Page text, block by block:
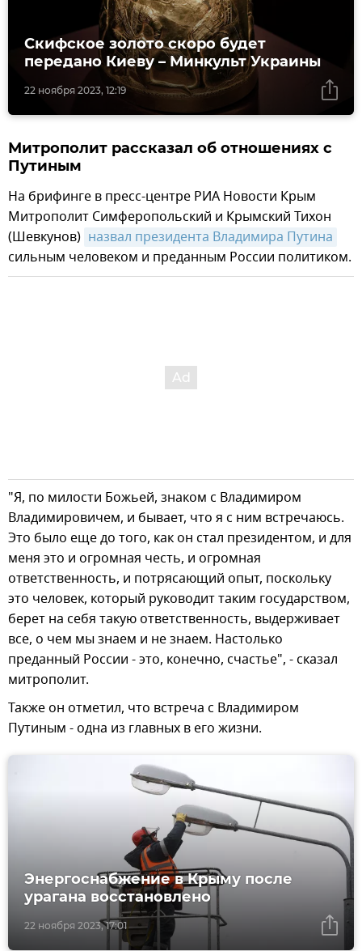
22 ноября 2023, 12:19
Скифское золото скоро будет
передано Киеву – Минкульт Украины
Митрополит рассказал об отношениях с
Путиным
На брифинге в пресс-центре РИА Новости Крым
Митрополит Симферопольский и Крымский Тихон
(Шевкунов) назвал президента Владимира Путина
сильным человеком и преданным России политиком.
"Я, по милости Божьей, знаком с Владимиром
Владимировичем, и бывает, что я с ним встречаюсь.
Это было еще до того, как он стал президентом, и для
меня это и огромная честь, и огромная
ответственность, и потрясающий опыт, поскольку
это человек, который руководит таким государством,
берет на себя такую ответственность, выдерживает
все, о чем мы знаем и не знаем. Настолько
преданный России - это, конечно, счастье", - сказал
митрополит.
Также он отметил, что встреча с Владимиром
Путиным - одна из главных в его жизни.
22 ноября 2023, 17:01
Энергоснабжение в Крыму после
урагана восстановлено